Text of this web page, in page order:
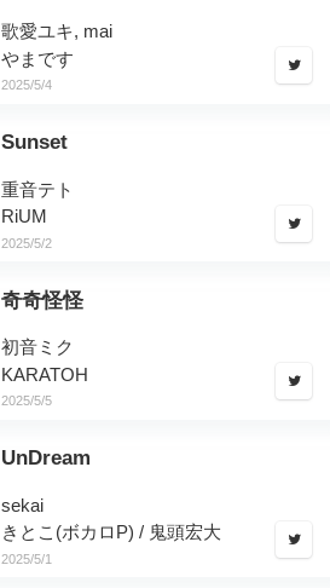
歌愛ユキ, mai
やまです
2025/5/4
Sunset
重音テト
RiUM
2025/5/2
奇奇怪怪
初音ミク
KARATOH
2025/5/5
UnDream
sekai
きとこ(ボカロP) / 鬼頭宏大
2025/5/1